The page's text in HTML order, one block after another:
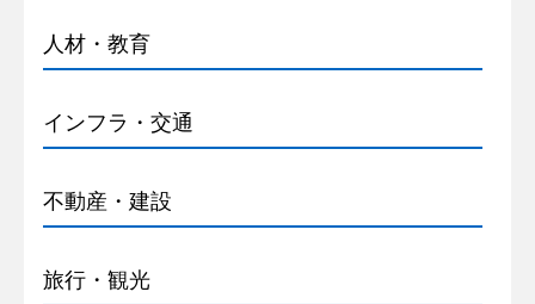
人材・教育
インフラ・交通
不動産・建設
旅行・観光